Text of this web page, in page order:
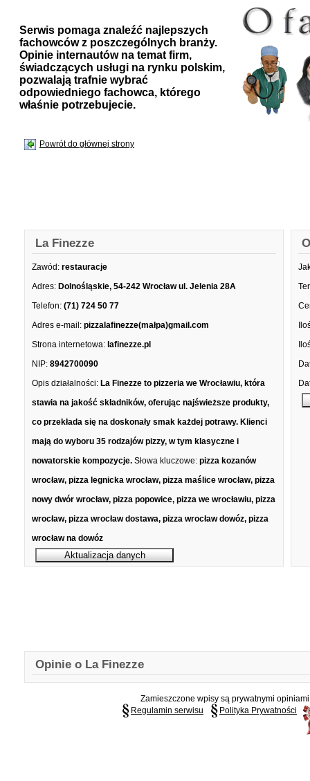
Serwis pomaga znaleźć najlepszych
fachowców z poszczególnych branży.
Opinie internautów na temat firm,
świadczących usługi na rynku polskim,
pozwalają trafnie wybrać
odpowiedniego fachowca, którego
właśnie potrzebujecie.
Powrót do głównej strony
La Finezze
Zawód: restauracje
Adres: Dolnośląskie, 54-242 Wrocław ul. Jelenia 28A
Telefon: (71) 724 50 77
Adres e-mail: pizzalafinezze(małpa)gmail.com
Strona internetowa: lafinezze.pl
NIP: 8942700090
Opis działalności: La Finezze to pizzeria we Wrocławiu, która
stawia na jakość składników, oferując najświeższe produkty,
co przekłada się na doskonały smak każdej potrawy. Klienci
mają do wyboru 35 rodzajów pizzy, w tym klasyczne i
nowatorskie kompozycje. Słowa kluczowe: pizza kozanów
wrocław, pizza legnicka wrocław, pizza maślice wrocław, pizza
nowy dwór wrocław, pizza popowice, pizza we wrocławiu, pizza
wrocław, pizza wrocław dostawa, pizza wrocław dowóz, pizza
wrocław na dowóz
Opinie o La Finezze
Zamieszczone wpisy są prywatnymi
Regulamin serwisu
Polityka Prywatności